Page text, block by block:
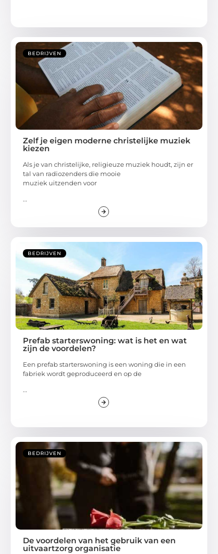
BEDRIJVEN
Zelf je eigen moderne christelijke muziek
kiezen
Als je van christelijke, religieuze muziek houdt, zijn er
tal van radiozenders die mooie
muziek uitzenden voor
...
BEDRIJVEN
Prefab starterswoning: wat is het en wat
zijn de voordelen?
Een prefab starterswoning is een woning die in een
fabriek wordt geproduceerd en op de
...
BEDRIJVEN
De voordelen van het gebruik van een
uitvaartzorg organisatie